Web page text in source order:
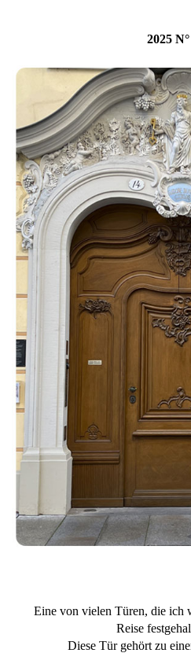
2025
Eine von vielen Türen, die ich
Reise
Diese Tür gehört zu